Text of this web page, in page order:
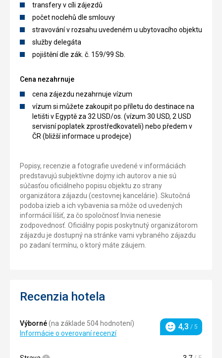
transfery v cíli zájezdů
počet noclehů dle smlouvy
stravování v rozsahu uvedeném u ubytovacího objektu
služby delegáta
pojištění dle zák. č. 159/99 Sb.
Cena nezahrnuje
cena zájezdu nezahrnuje vízum
vízum si můžete zakoupit po příletu do destinace na
letišti v Egyptě za 32 USD/os. (vízum 30 USD, 2 USD
servisní poplatek zprostředkovateli) nebo předem v
ČR (bližší informace u prodejce)
Popisy, recenzie a fotografie uvedené v informáciách
predstavujú subjektívne dojmy ich autorov a nie sú
súčasťou oficiálneho popisu objektu zo strany
organizátora zájazdu (cestovnej kancelárie). Skutočná
podoba izieb a ich vybavenia sa môže od uvedených
informácií líšiť, za čo spoločnosť Invia nenesie
zodpovednosť. Oficiálny popis poskytnutý organizátorom
zájazdu je dostupný na stránke vami vybraného zájazdu
po zadaní termínu, o ktorý máte záujem.
Recenzia hotela
Výborné(na základe 504 hodnotení)
Informácie o overovaní recenzí
Hodnotenie
4,3 / 5